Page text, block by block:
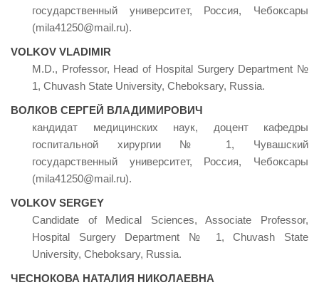
государственный университет, Россия, Чебоксары
(mila41250@mail.ru).
VOLKOV VLADIMIR
M.D., Professor, Head of Hospital Surgery Department №
1, Chuvash State University, Cheboksary, Russia.
ВОЛКОВ СЕРГЕЙ ВЛАДИМИРОВИЧ
кандидат медицинских наук, доцент кафедры
госпитальной хирургии № 1, Чувашский
государственный университет, Россия, Чебоксары
(mila41250@mail.ru).
VOLKOV SERGEY
Candidate of Medical Sciences, Associate Professor,
Hospital Surgery Department № 1, Chuvash State
University, Cheboksary, Russia.
ЧЕСНОКОВА НАТАЛИЯ НИКОЛАЕВНА